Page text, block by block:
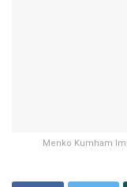
Menko Kumham